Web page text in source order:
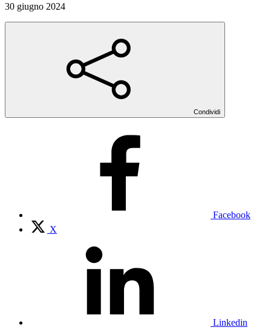
30 giugno 2024
Condividi
Facebook
X
Linkedin